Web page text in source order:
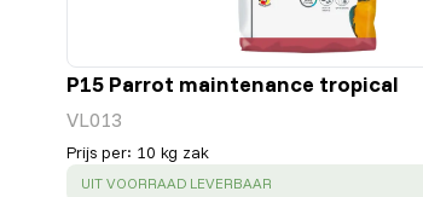
P15 Parrot maintenance tropical
VL013
Prijs per: 10 kg zak
SUCCESS:
UIT VOORRAAD LEVERBAAR